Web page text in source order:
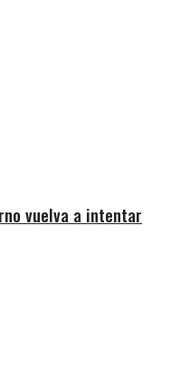
vuelva a intentar